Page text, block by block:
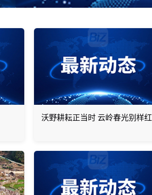
沃野耕耘正当时 云岭春光别样红